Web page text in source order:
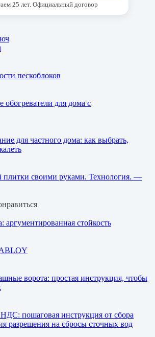
25 лет. Официальный договор
пескоблоков
для дома с
для частного дома: как выбрать,
плитки своими руками. Технология. —
стойкость
ворота: простая инструкция, чтобы
НДС: пошаговая инструкция от сбора
разрешения на сбросы сточных вод